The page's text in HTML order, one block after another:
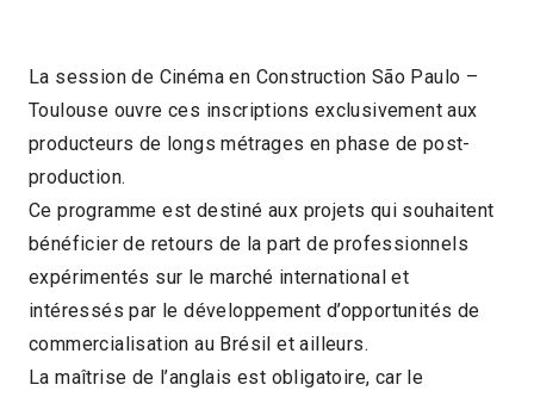
La session de Cinéma en Construction São Paulo –
Toulouse ouvre ces inscriptions exclusivement aux
producteurs de longs métrages en phase de post-
production.
Ce programme est destiné aux projets qui souhaitent
bénéficier de retours de la part de professionnels
expérimentés sur le marché international et
intéressés par le développement d’opportunités de
commercialisation au Brésil et ailleurs.
La maîtrise de l’anglais est obligatoire, car le